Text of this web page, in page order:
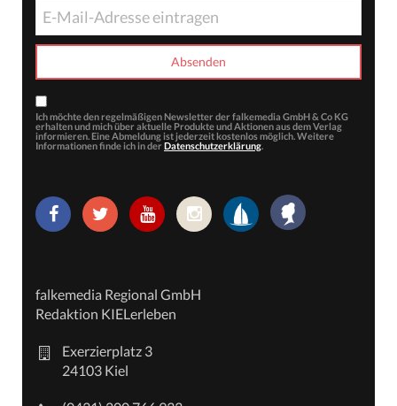
Ich möchte den regelmäßigen Newsletter der falkemedia GmbH & Co KG
erhalten und mich über aktuelle Produkte und Aktionen aus dem Verlag
informieren. Eine Abmeldung ist jederzeit kostenlos möglich. Weitere
Informationen finde ich in der Datenschutzerklärung.
falkemedia Regional GmbH
Redaktion KIELerleben
Exerzierplatz 3
24103 Kiel